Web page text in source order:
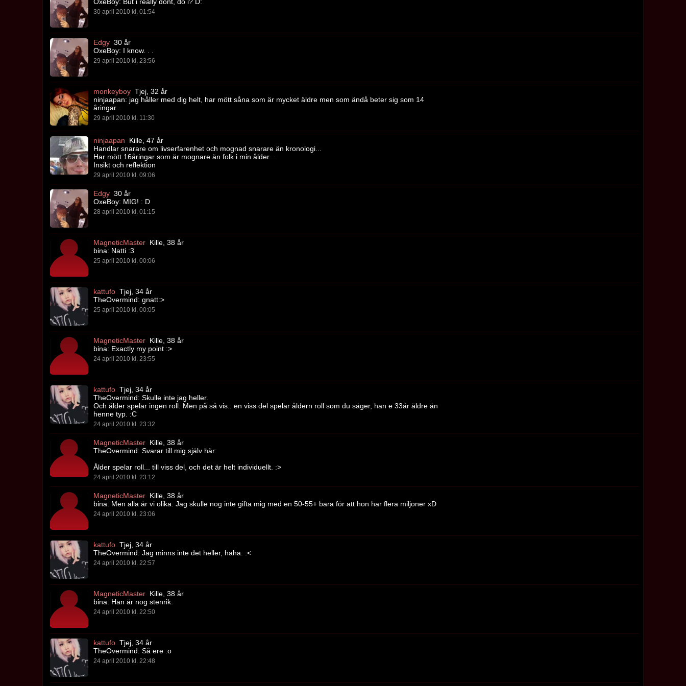
30 april 2010 kl. 01:54
Edgy 30 år
OxeBoy: I know. . .
29 april 2010 kl. 23:56
monkeyboy Tjej, 32 år
ninjaapan: jag håller med dig helt, har mött såna som är mycket äldre men som ändå beter sig som 14
åringar...
29 april 2010 kl. 11:30
ninjaapan
Kille, 47 år
Handlar snarare om livserfarenhet och mognad snarare än kronologi...
Har mött 16åringar som är mognare än folk i min ålder....
Insikt och reflektion
29 april 2010 kl. 09:06
Edgy 30 år
OxeBoy: MIG! : D
28 april 2010 kl. 01:15
MagneticMaster Kille, 38 år
bina: Natti :3
25 april 2010 kl. 00:06
kattufo Tjej, 34 år
TheOvermind: gnatt:>
25 april 2010 kl. 00:05
MagneticMaster Kille, 38 år
bina: Exactly my point :>
24 april 2010 kl. 23:55
kattufo Tjej, 34 år
TheOvermind: Skulle inte jag heller.
Och ålder spelar ingen roll. Men på så vis.. en viss del spelar åldern roll som du säger, han e 33år äldre än
henne typ. :C
24 april 2010 kl. 23:32
MagneticMaster Kille, 38 år
TheOvermind: Svarar till mig själv här:
Ålder spelar roll... till viss del, och det är helt individuellt. :>
24 april 2010 kl. 23:12
MagneticMaster Kille, 38 år
bina: Men alla är vi olika. Jag skulle nog inte gifta mig med en 50-55+ bara för att hon har flera miljoner xD
24 april 2010 kl. 23:06
kattufo Tjej, 34 år
TheOvermind: Jag minns inte det heller, haha. :<
24 april 2010 kl. 22:57
MagneticMaster Kille, 38 år
bina: Han är nog stenrik.
24 april 2010 kl. 22:50
kattufo Tjej, 34 år
TheOvermind: Så ere :o
24 april 2010 kl. 22:48